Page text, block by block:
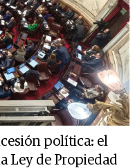
política: el
Ley de Propiedad